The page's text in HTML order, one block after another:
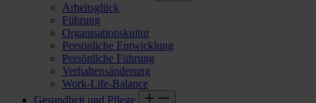
Arbeitsglück
Führung
Organisationskultur
Persönliche Entwicklung
Persönliche Führung
Verhaltensänderung
Work-Life-Balance
Gesundheit und Pflege